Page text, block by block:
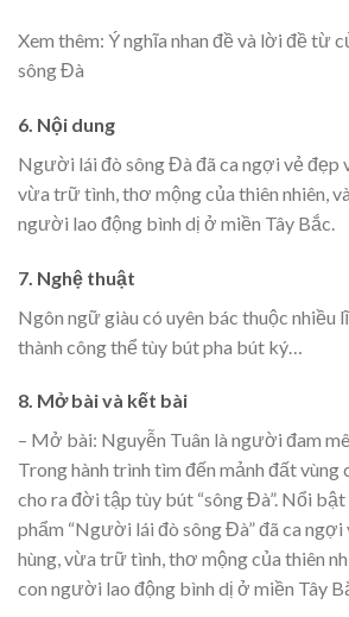
Xem thêm: Ý nghĩa nhan đề và lời đề từ
sông Đà
6. Nội dung
Người lái đò sông Đà đã ca ngợi vẻ đẹp
vừa trữ tình, thơ mộng của thiên nhiên,
người lao động bình dị ở miền Tây Bắc.
7. Nghệ thuật
Ngôn ngữ giàu có uyên bác thuộc nhiều
thành công thể tùy bút pha bút ký…
8. Mở bài và kết bài
– Mở bài: Nguyễn Tuân là người đam
Trong hành trình tìm đến mảnh đất vùng
cho ra đời tập tùy bút “sông Đà”. Nổi
phẩm “Người lái đò sông Đà” đã ca ngợi
hùng, vừa trữ tình, thơ mộng của thiên
con người lao động bình dị ở miền Tây